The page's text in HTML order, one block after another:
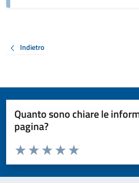
Indietro
Quanto sono chiare le
pagina?
Valuta da 1 a 5 stelle la pagina
Valuta 5 stelle su 5
Valuta 4 stelle su 5
Valuta 3 stelle su 5
Valuta 2 stelle su 5
Valuta 1 stelle su 5